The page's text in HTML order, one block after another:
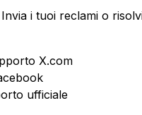
i tuoi reclami o
X.com
ufficiale